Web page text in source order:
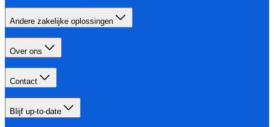
Andere zakelijke oplossingen
Over ons
Contact
Blijf up-to-date